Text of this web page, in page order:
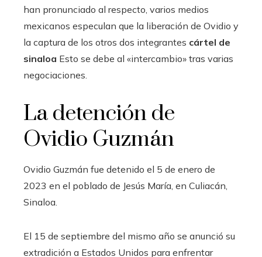
han pronunciado al respecto, varios medios
mexicanos especulan que la liberación de Ovidio y
la captura de los otros dos integrantes cártel de
sinaloa Esto se debe al «intercambio» tras varias
negociaciones.
La detención de
Ovidio Guzmán
Ovidio Guzmán fue detenido el 5 de enero de
2023 en el poblado de Jesús María, en Culiacán,
Sinaloa.
El 15 de septiembre del mismo año se anunció su
extradición a Estados Unidos para enfrentar